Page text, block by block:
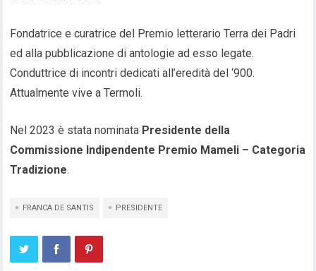
Fondatrice e curatrice del Premio letterario Terra dei Padri
ed alla pubblicazione di antologie ad esso legate.
Conduttrice di incontri dedicati all’eredità del ‘900.
Attualmente vive a Termoli.
Nel 2023 è stata nominata Presidente della
Commissione Indipendente Premio Mameli – Categoria
Tradizione.
FRANCA DE SANTIS PRESIDENTE